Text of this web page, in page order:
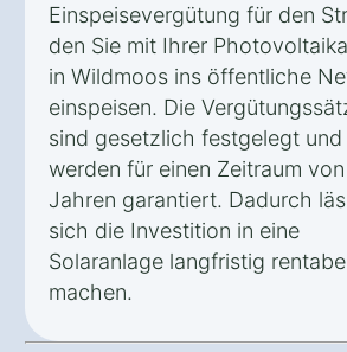
Einspeisevergütung für den
den Sie mit Ihrer
in Wildmoos ins öffentliche
einspeisen. Die
sind gesetzlich festgelegt und
werden für einen Zeitraum
Jahren garantiert. Dadurch
sich die Investition in eine
Solaranlage langfristig
machen.